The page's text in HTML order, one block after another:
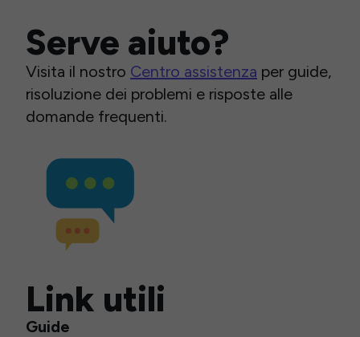
Serve aiuto?
Visita il nostro Centro assistenza per guide,
risoluzione dei problemi e risposte alle
domande frequenti.
Link utili
Guide